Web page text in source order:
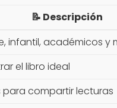
📝 Descripción
infantil, académicos y
el libro ideal
para compartir lecturas